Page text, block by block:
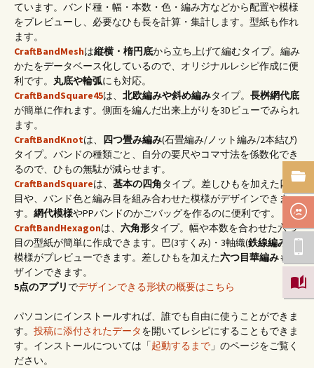
ています。バンド種・幅・本数・色・編み方などから配置や模様
をプレビューし、必要なひも長を計算・集計します。型紙も作れ
ます。
CraftBandMeshは縦横・楕円底から立ち上げて編むタイプ。編み
かたをデータベース化しているので、オリジナルレシピ作成に便
利です。 丸底や輪弧にも対応。
CraftBandSquare45は、 北欧編みや斜め編みタイプ。 長桝網代底
が簡単に作れます。側面を編んだ出来上がりを3Dビューでみられ
ます。
CraftBandKnotは、 四つ畳み編み(石畳編み/ノット編み/2本結び)
タイプ。バンドの種類ごと、自分の要尺やコマ寸法を係数化でき
るので、ひもの無駄が減らせます。
CraftBandSquareは、 基本の四角タイプ。差しひもを加えた四つ
目や、バンド色と編み目を組み合わせた模様がデザインできま
す。 網代模様やPPバンドのかごバッグを作るのに便利です。
CraftBandHexagonは、 六角形タイプ。幅や本数を合わせた六つ
目の型紙が簡単に作成できます。巴(3すくみ)・3軸織(鉄線編み
)の
模様がプレビューできます。差しひもを加えた六つ目華編みもデ
ザインできます。
5点のアプリ でデザインできる形状の概要はこちら
パソコンにインストールすれば、誰でも自由に使うことができま
す。 投稿に添付されたデータを開いてレシピにすることもできま
す。インストールについては「起動するまで 」のページをご覧く
ださい。